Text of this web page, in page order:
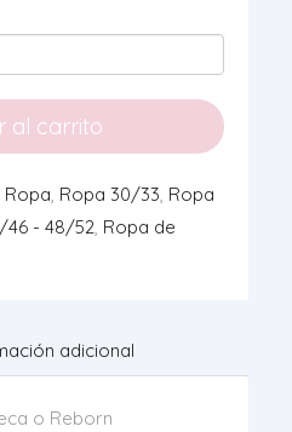
al carrito
Ropa, Ropa 30/33, Ropa
46 - 48/52, Ropa de
adicional
o Reborn